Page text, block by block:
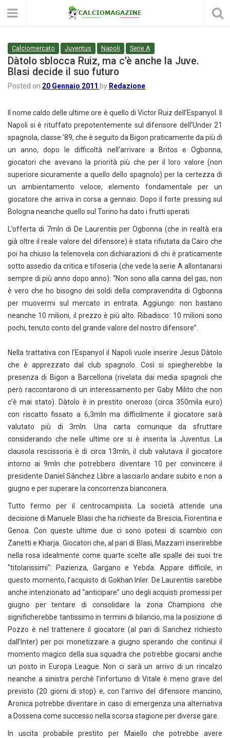
Calciomercato Juventus Napoli Serie A
Dàtolo sblocca Ruiz, ma c’è anche la Juve.
Blasi decide il suo futuro
Posted on 20 Gennaio 2011 by Redazione
Il nome caldo delle ultime ore è quello di Victor Ruiz dell’Espanyol. Il
Napoli si è rituffato prepotentemente sul difensore dell’Under 21
spagnola, classe ’89, che è seguito da Bigon praticamente da più di
un anno, dopo le difficoltà nell’arrivare a Britos e Ogbonna,
giocatori che avevano la priorità più che per il loro valore (non
superiore sicuramente a quello dello spagnolo) per la certezza di
un ambientamento veloce, elemento fondamentale per un
giocatore che arriva in corsa a gennaio. Dopo il forte pressing sul
Bologna neanche quello sul Torino ha dato i frutti sperati.
L’offerta di 7mln di De Laurentiis per Ogbonna (che in realtà era
già oltre il reale valore del difensore) è stata rifiutata da Cairo che
poi ha chiuso la telenovela con dichiarazioni di chi è praticamente
sotto assedio da critica e tifoseria (che vede la serie A allontanarsi
sempre di più anno dopo anno): “Non sono alla canna del gas, non
è vero che ho bisogno dei soldi della compra­vendita di Ogbonna
per muover­mi sul mercato in entrata. Ag­giungo: non bastano
neanche 10 milioni, il prezzo è più alto. Ribadisco: 10 milioni sono
pochi, tenuto conto del grande valore del nostro di­fensore”.
Nella trattativa con l’Espanyol il Napoli vuole inserire Jesus Dàtolo
che è apprezzato dal club spagnolo. Così si spiegherebbe la
presenza di Bigon a Barcellona (rivelata dai media spagnoli che
però raccontarono di un interessamento per Gaby Milito che non
c’è mai stato). Dàtolo è in prestito oneroso (circa 350mila euro)
con riscatto fissato a 6,3mln ma difficilmente il giocatore sarà
valutato più di 3mln. Una carta comunque da sfruttare
considerando che nelle ultime ore si è inserita la Juventus. La
clausola rescissoria è di circa 13mln, il club valutava il giocatore
intorno ai 9mln che potrebbero diventare 10 per convincere il
presidente Daniel Sánchez Llibre a lasciarlo andare subito e non a
giugno e per superare la concorrenza bianconera.
Tutto fermo per il centrocampista. La società attende una
decisione di Manuele Blasi che ha richieste da Brescia, Fiorentina e
Genoa. Con queste ultime due ci sono ipotesi di scambio con
Zanetti e Kharja. Giocatori che, al pari di Blasi, Mazzarri inserirebbe
nella rosa idealmente come quarte scelte alle spalle dei suoi tre
“titolarissimi”: Pazienza, Gargano e Yebda. Appare difficile, in
questo momento, l’acquisto di Gokhan Inler. De Laurentiis sarebbe
anche intenzionato ad “anticipare” uno degli acquisti promessi per
giugno per tentare di consolidare la zona Champions che
significherebbe tantissimo in termini di bilancio, ma la posizione di
Pozzo è nel trattenere il giocatore (al pari di Sanchez richiesto
dall’Inter) per poi monetizzare a giugno sperando che continui il
momento magico della sua squadra che potrebbe giocarsi anche
un posto in Europa League. Non ci sarà un arrivo di un rincalzo
neanche a sinistra perchè l’infortunio di Vitale è meno grave del
previsto (20 giorni di stop) e, con l’arrivo del difensore mancino,
Aronica potrebbe diventare in caso di emergenza una alternativa
a Dossena come successo nella scorsa stagione per diverse gare.
In uscita probabile prestito per Maiello che potrebbe avere